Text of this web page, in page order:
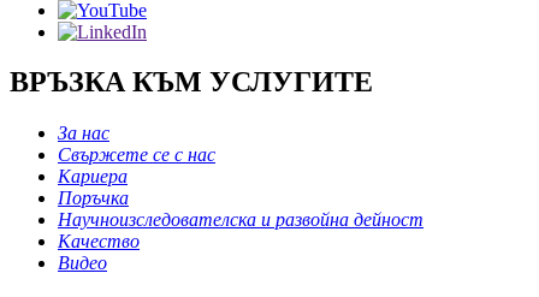
ВРЪЗКА КЪМ УСЛУГИТЕ
За нас
Свържете се с нас
Кариера
Поръчка
Научноизследователска и развойна дейност
Качество
Видео